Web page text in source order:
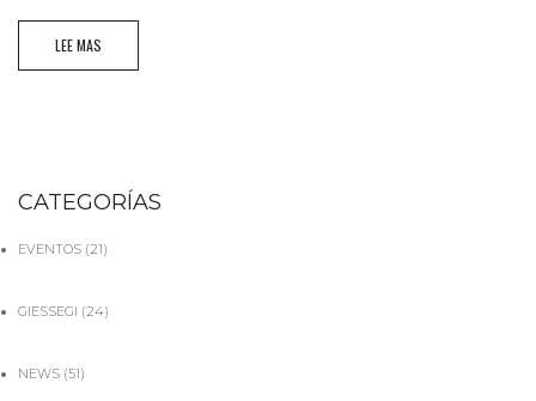
CATEGORÍAS
EVENTOS (21)
GIESSEGI (24)
NEWS (51)
LEE MAS